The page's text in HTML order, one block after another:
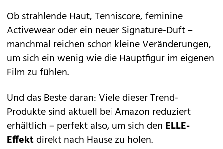
Ob strahlende Haut, Tenniscore, feminine
Activewear oder ein neuer Signature-Duft –
manchmal reichen schon kleine Veränderungen,
um sich ein wenig wie die Hauptfigur im eigenen
Film zu fühlen.
Und das Beste daran: Viele dieser Trend-
Produkte sind aktuell bei Amazon reduziert
erhältlich – perfekt also, um sich den ELLE-
Effektdirekt nach Hause zu holen.